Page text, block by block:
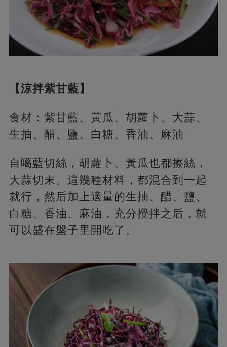
【涼拌紫甘藍】
食材：紫甘藍、黃瓜、胡蘿卜、大蒜、
生抽、醋、鹽、白糖、香油、麻油
自噶藍切絲，胡蘿卜、黃瓜也都擦絲，
大蒜切末。這幾種材料，都混合到一起
就行，然后加上適量的生抽、醋、鹽、
白糖、香油、麻油，充分攪拌之后，就
可以盛在盤子里開吃了。